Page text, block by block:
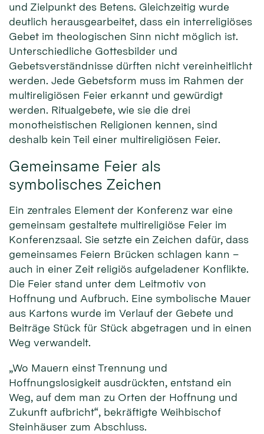
und Zielpunkt des Betens. Gleichzeitig wurde
deutlich herausgearbeitet, dass ein interreligiöses
Gebet im theologischen Sinn nicht möglich ist.
Unterschiedliche Gottesbilder und
Gebetsverständnisse dürften nicht vereinheitlicht
werden. Jede Gebetsform muss im Rahmen der
multireligiösen Feier erkannt und gewürdigt
werden. Ritualgebete, wie sie die drei
monotheistischen Religionen kennen, sind
deshalb kein Teil einer multireligiösen Feier.
Gemeinsame Feier als
symbolisches Zeichen
Ein zentrales Element der Konferenz war eine
gemeinsam gestaltete multireligiöse Feier im
Konferenzsaal. Sie setzte ein Zeichen dafür, dass
gemeinsames Feiern Brücken schlagen kann –
auch in einer Zeit religiös aufgeladener Konflikte.
Die Feier stand unter dem Leitmotiv von
Hoffnung und Aufbruch. Eine symbolische Mauer
aus Kartons wurde im Verlauf der Gebete und
Beiträge Stück für Stück abgetragen und in einen
Weg verwandelt.
„Wo Mauern einst Trennung und
Hoffnungslosigkeit ausdrückten, entstand ein
Weg, auf dem man zu Orten der Hoffnung und
Zukunft aufbricht“, bekräftigte Weihbischof
Steinhäuser zum Abschluss.